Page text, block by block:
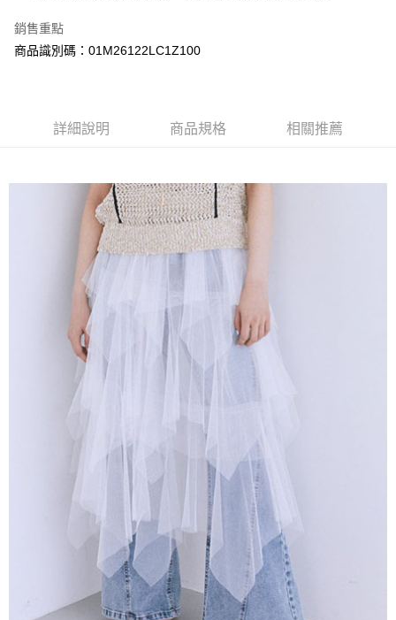
台灣樂天信用卡公司
大哥付你分期
相關說明
流程，驗證手機門號後，選擇欲分期的期數、繳款截止日，確認付款後即完
消。如遇「轉專審核」未通過狀況，表示未達大哥付你分期系統評分，恕無
法說明評估內容。
【繳款方式說明】
1.分期款項不併入電信帳單，「大哥付你分期」於每月結算日後寄送繳費提
2.透過簡訊連結打開帳單後，可選擇「超商條碼／台灣大直營門市／銀行轉
帳／街口支付／iPASS MONEY」等通路繳費。
1.本服務係由「台灣大哥大股份有限公司」（以下簡稱本公司）所提供，讓
用戶於交易時，得透過本服務購買商品或服務，並由商店將買賣／分期付款
買賣價金債權讓與本公司後，依約使用本公司帳單繳交帳款。
2.基於同意付款使用「大哥付你分期」之契約關係目的，商店將以您的個人
資料（包含姓名、電話或地址）提供予台灣大哥大進項蒐集、處理及利用，
【關於「AFTEE先享後付」】
１．簡單：不需註冊會員、不需綁卡、不需儲值。
２．便利：只要手機號碼，簡訊認證，即可結帳。
３．安心：先確認商品／服務後，再付款。
【「AFTEE先享後付」結帳流程】
１．於結帳方式選擇「AFTEE先享後付」後，將跳轉至「AFTEE先享後付」
結帳頁面，進行簡訊認證並確認金額後，即可完成結帳。
２．訂單成立數日內，您將收到繳費通知簡訊。
３．收到繳費通知簡訊後14天內，點擊此簡訊中的連結，可透過四大超商／
ATM／網路銀行／等多元方式進行付款，方視為交易完成。
※ 請注意：結帳手續完成當下不需立刻繳費，但若您需要取消訂單，請聯絡
購買商品的店家。未經商家同意取消之訂單仍視為有效，需透過AFTEE先享
後付繳納相關費用。
※ 交易是否成功請以「AFTEE先享後付 」之結帳頁面顯示為準，若有關於
是否繳費成功／繳費後需取消欲退款等相關疑問，請聯繫「AFTEE先享後付
https://netprotections.freshdesk.com/support/home
１．透過由恩沛科技股份有限公司提供之「AFTEE先享後付」服務完成之交
易，需依本服務之必要範圍內提供個人資料，並將交易相關給付款項請求債
２．關於個人資料處理事宜，請瀏覽以下網址：
https://aftee.tw/terms/#terms3
３．未成年的使用者請事先徵得法定代理人或監護人之同意方可使用
「AFTEE先享後付」，若未經同意申辦者引起之損失，本公司不負相關責
４．使用「AFTEE先享後付」時，將依據個別帳號之用戶狀況，依本公司即
時審查核予不同之上限額度；若仍有額度不足之情形，本公司將視審查結果
每筆NT$60，滿NT$388(含以上)免運費
每筆NT$60，滿NT$388(含以上)免運費
萊爾富取貨付款
每筆NT$60，滿NT$888(含以上)免運費
萊爾富純取貨
每筆NT$60，滿NT$888(含以上)免運費
每筆NT$60，滿NT$888(含以上)免運費
每筆NT$90，滿NT$888(含以上)免運費
銷售重點
商品識別碼：01M26122LC1Z100
詳細說明 商品規格 相關推薦